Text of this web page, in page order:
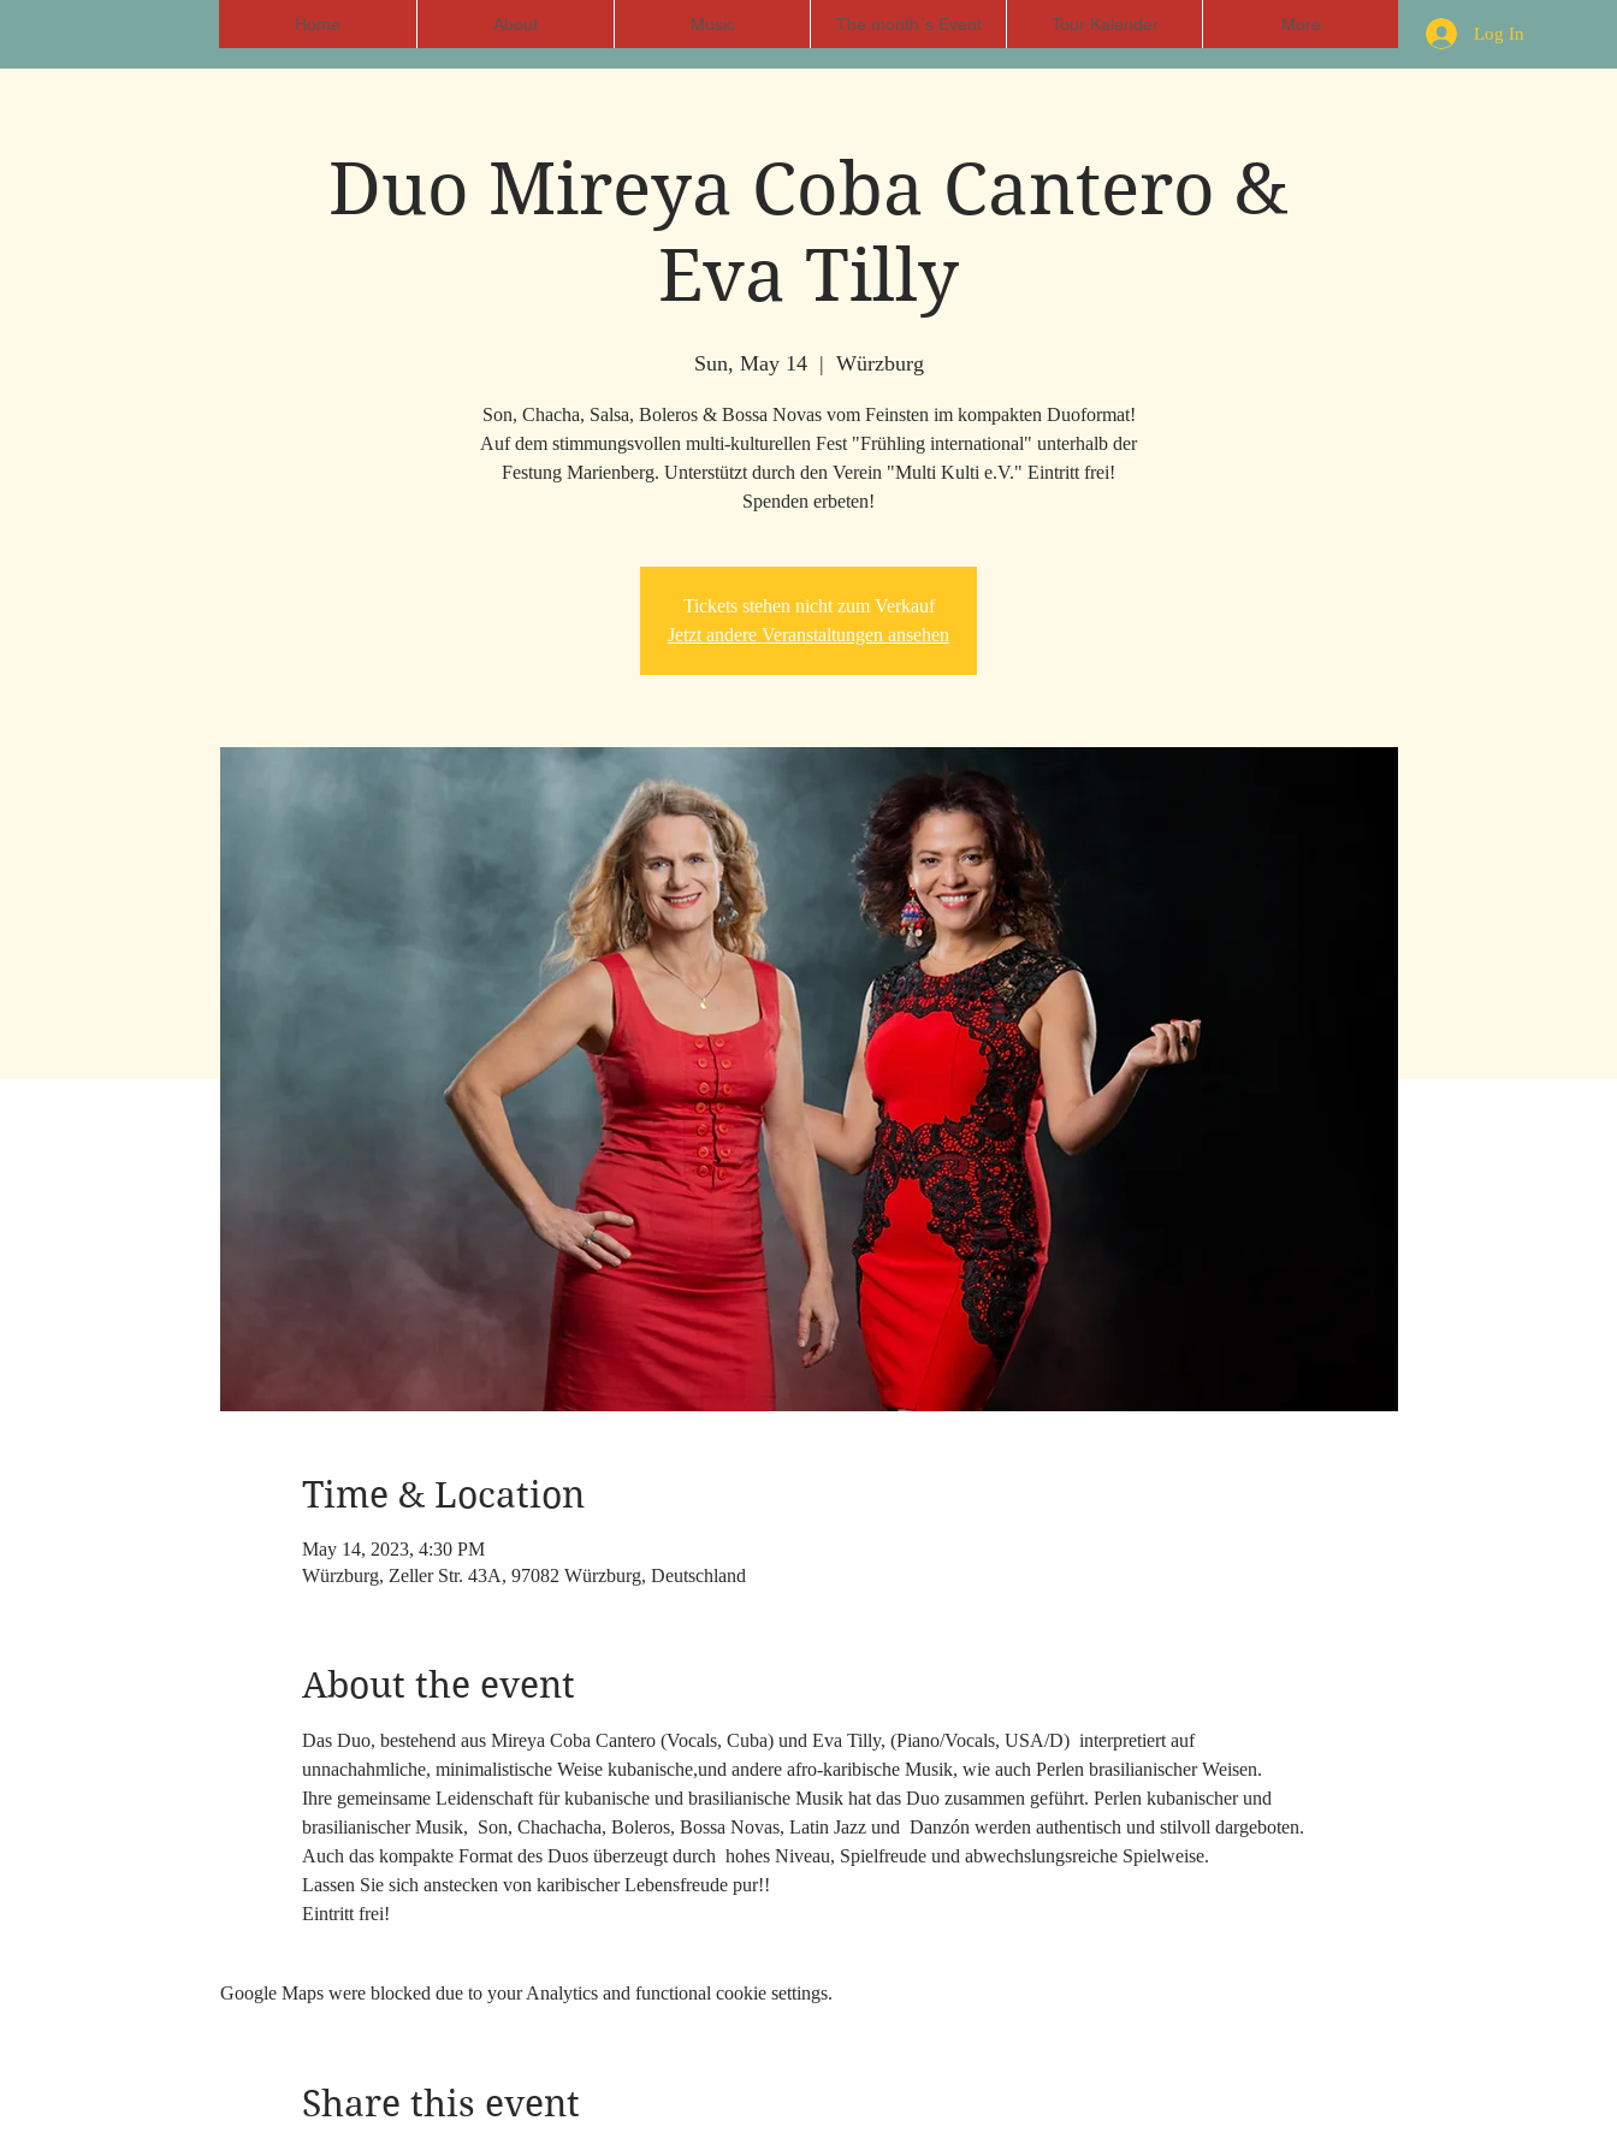
Home About Music The month´s Event Tour Kalender More Log In
Duo Mireya Coba Cantero &
Eva Tilly
Sun, May 14
  |
Würzburg
Son, Chacha, Salsa, Boleros & Bossa Novas vom Feinsten im kompakten Duoformat!
Auf dem stimmungsvollen multi-kulturellen Fest "Frühling international" unterhalb der
Festung Marienberg. Unterstützt durch den Verein "Multi Kulti e.V." Eintritt frei!
Spenden erbeten!
Tickets stehen nicht zum Verkauf
Jetzt andere Veranstaltungen ansehen
Time & Location
May 14, 2023, 4:30 PM
Würzburg, Zeller Str. 43A, 97082 Würzburg, Deutschland
About the event
Das Duo, bestehend aus Mireya Coba Cantero (Vocals, Cuba) und Eva Tilly, (Piano/Vocals, USA/D)  interpretiert auf
unnachahmliche, minimalistische Weise kubanische,und andere afro-karibische Musik, wie auch Perlen brasilianischer Weisen.
Ihre gemeinsame Leidenschaft für kubanische und brasilianische Musik hat das Duo zusammen geführt. Perlen kubanischer und
brasilianischer Musik,  Son, Chachacha, Boleros, Bossa Novas, Latin Jazz und  Danzón werden authentisch und stilvoll dargeboten.
Auch das kompakte Format des Duos überzeugt durch  hohes Niveau, Spielfreude und abwechslungsreiche Spielweise.
Lassen Sie sich anstecken von karibischer Lebensfreude pur!!
Eintritt frei!
Google Maps were blocked due to your Analytics and functional cookie settings.
Share this event